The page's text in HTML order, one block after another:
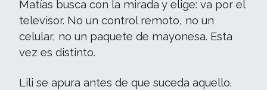
Matías busca con la mirada y elige: va por el
televisor. No un control remoto, no un
celular, no un paquete de mayonesa. Esta
vez es distinto.
Lili se apura antes de que suceda aquello.